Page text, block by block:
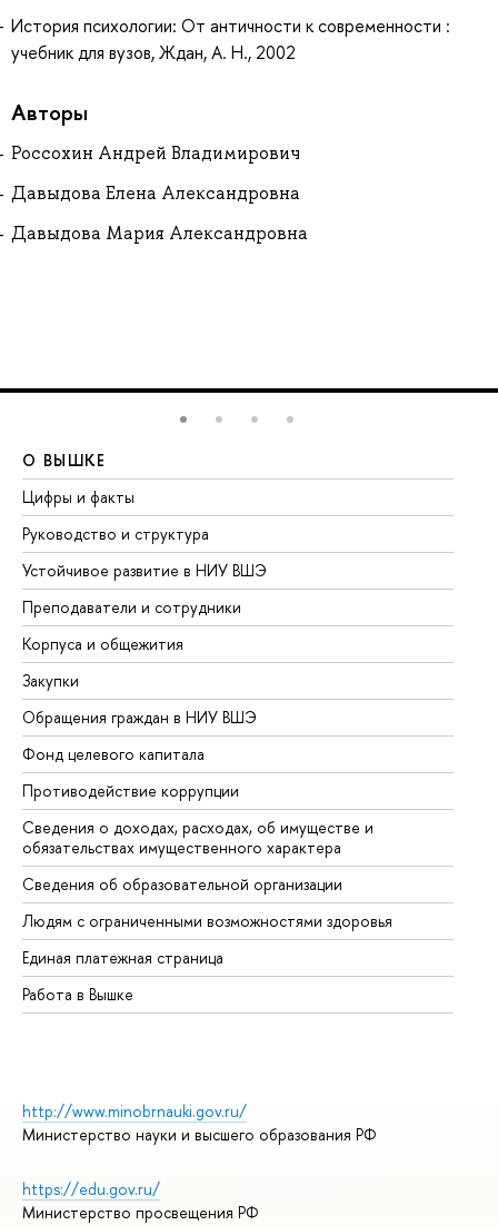
История психологии: От античности к современности :
учебник для вузов, Ждан, А. Н., 2002
Авторы
Россохин Андрей Владимирович
Давыдова Елена Александровна
Давыдова Мария Александровна
О ВЫШКЕ
Цифры и факты
Руководство и структура
Устойчивое развитие в НИУ ВШЭ
Преподаватели и сотрудники
Корпуса и общежития
Закупки
Обращения граждан в НИУ ВШЭ
Фонд целевого капитала
Противодействие коррупции
Сведения о доходах, расходах, об имуществе и
обязательствах имущественного характера
Сведения об образовательной организации
Людям с ограниченными возможностями здоровья
Единая платежная страница
Работа в Вышке
http://www.minobrnauki.gov.ru/
Министерство науки и высшего образования РФ
https://edu.gov.ru/
Министерство просвещения РФ